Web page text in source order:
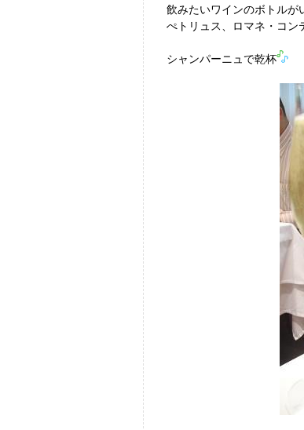
飲みたいワインのボトルが
ぺトリュス、ロマネ・コン
シャンパーニュで乾杯